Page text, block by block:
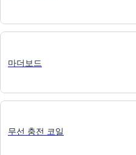
마더보드
무선 충전 코일